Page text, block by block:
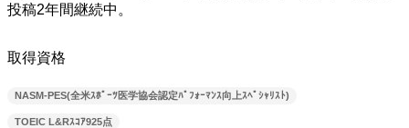
投稿2年間継続中。
取得資格
NASM-PES(全米ｽﾎﾟｰﾂ医学協会認定ﾊﾟﾌｫｰﾏﾝｽ向上ｽﾍﾟｼｬﾘｽﾄ)
TOEIC L&Rｽｺｱ925点